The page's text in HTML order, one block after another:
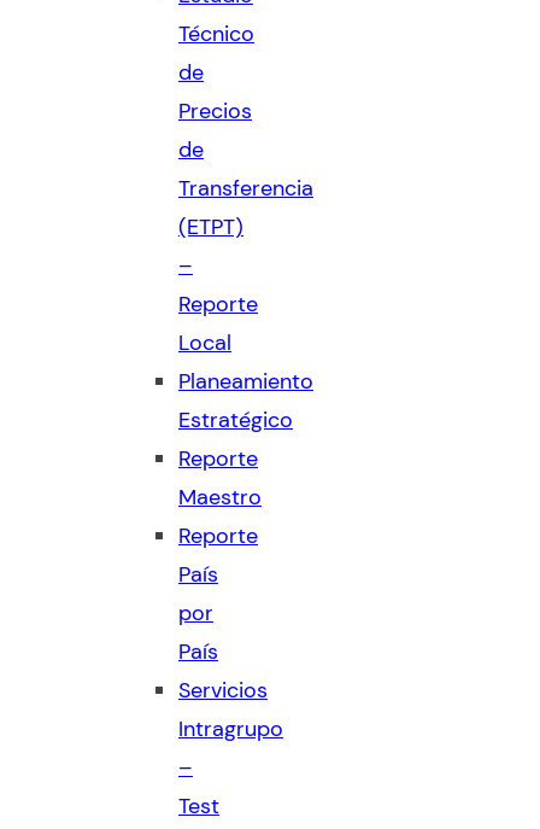
Técnico
de
Precios
de
Transferencia
(ETPT)
–
Reporte
Local
Planeamiento
Estratégico
Reporte
Maestro
Reporte
País
por
País
Servicios
Intragrupo
–
Test